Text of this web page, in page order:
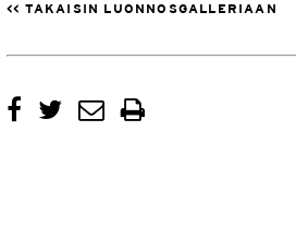
<< TAKAISIN LUONNOSGALLERIAAN